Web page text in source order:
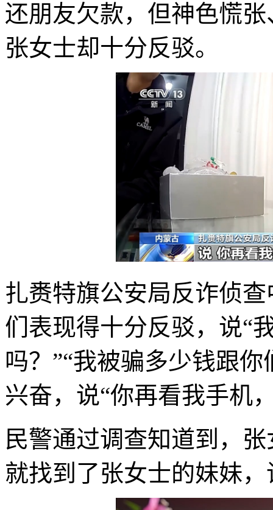
还朋友欠款，但神色慌
张女士却十分反驳。
扎赉特旗公安局反诈侦
们表现得十分反驳，说“
吗？”“我被骗多少钱跟
兴奋，说“你再看我手机
民警通过调查知道到，
就找到了张女士的妹妹